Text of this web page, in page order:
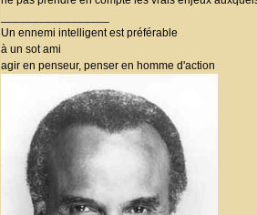
Un ennemi intelligent est préférable
à un sot ami
agir en penseur, penser en homme d'action